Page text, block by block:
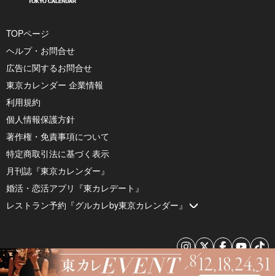
TOPページ
ヘルプ・お問合せ
広告に関するお問合せ
東京カレンダー 企業情報
利用規約
個人情報保護方針
著作権・免責事項について
特定商取引法に基づく表示
月刊誌『東京カレンダー』
婚活・恋活アプリ『東カレデート』
レストラン予約『グルカレby東京カレンダー』
© 2026 by Tokyo Calendar, Inc.